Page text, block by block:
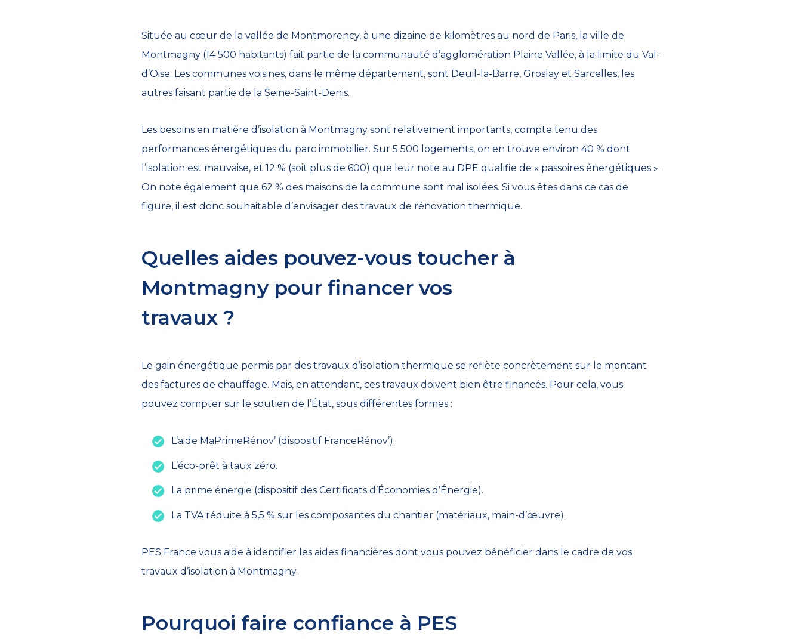
Située au cœur de la vallée de Montmorency, à une dizaine de kilomètres au nord de Paris, la ville de
Montmagny (14 500 habitants) fait partie de la communauté d’agglomération Plaine Vallée, à la limite du Val-
d’Oise. Les communes voisines, dans le même département, sont Deuil-la-Barre, Groslay et Sarcelles, les
autres faisant partie de la Seine-Saint-Denis.
Les besoins en matière d’isolation à Montmagny sont relativement importants, compte tenu des
performances énergétiques du parc immobilier. Sur 5 500 logements, on en trouve environ 40 % dont
l’isolation est mauvaise, et 12 % (soit plus de 600) que leur note au DPE qualifie de « passoires énergétiques ».
On note également que 62 % des maisons de la commune sont mal isolées. Si vous êtes dans ce cas de
figure, il est donc souhaitable d’envisager des travaux de rénovation thermique.
Quelles aides pouvez-vous toucher à
Montmagny pour financer vos
travaux ?
Le gain énergétique permis par des travaux d’isolation thermique se reflète concrètement sur le montant
des factures de chauffage. Mais, en attendant, ces travaux doivent bien être financés. Pour cela, vous
pouvez compter sur le soutien de l’État, sous différentes formes :
L’aide MaPrimeRénov’ (dispositif FranceRénov’).
L’éco-prêt à taux zéro.
La prime énergie (dispositif des Certificats d’Économies d’Énergie).
La TVA réduite à 5,5 % sur les composantes du chantier (matériaux, main-d’œuvre).
PES France vous aide à identifier les aides financières dont vous pouvez bénéficier dans le cadre de vos
travaux d’isolation à Montmagny.
Pourquoi faire confiance à PES